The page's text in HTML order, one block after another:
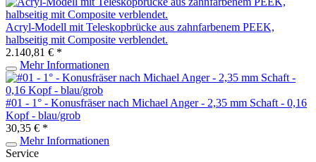
Acryl-Modell mit Teleskopbrücke aus zahnfarbenem PEEK,
halbseitig mit Composite verblendet.
2.140,81 € *
Mehr Informationen
#01 - 1° - Konusfräser nach Michael Anger - 2,35 mm Schaft - 0,16
Kopf - blau/grob
30,35 € *
Mehr Informationen
Service